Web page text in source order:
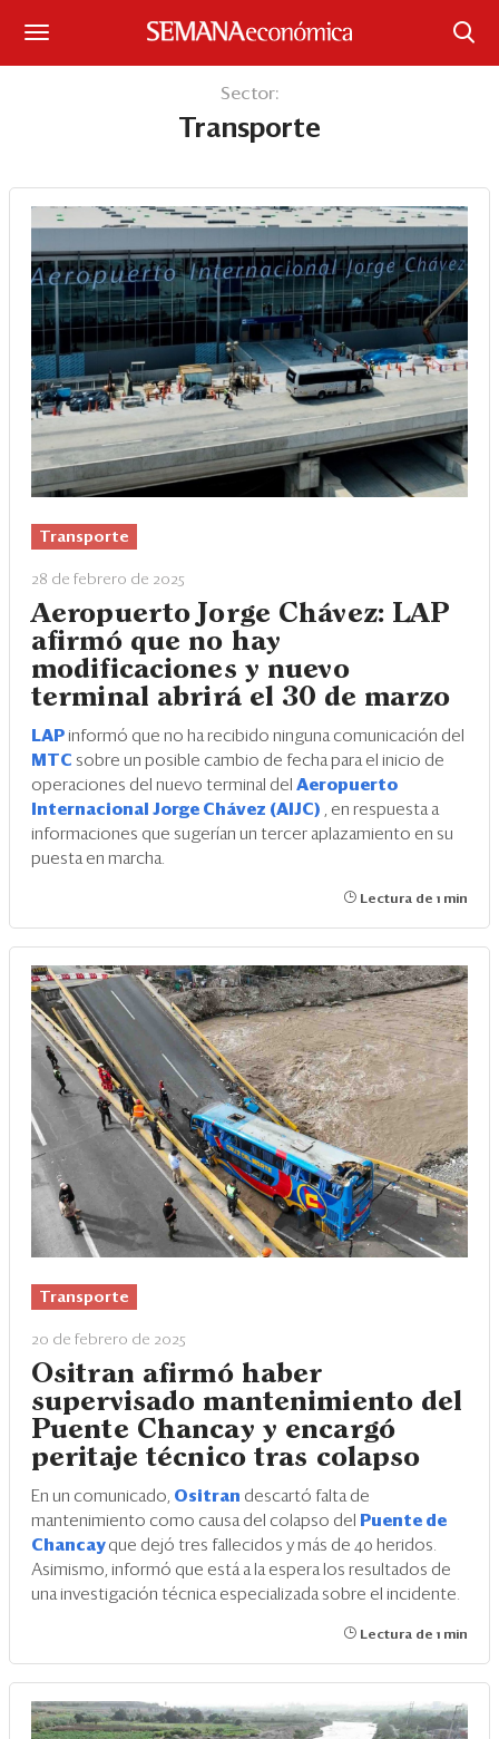
Portada
Sectores y Empresas
Management
Economía y Finanzas
Legal y Política
Eventos
Blogs
Ranking CEO
Edición Impresa
Sector:
Transporte
Transporte
28 de febrero de 2025
Aeropuerto Jorge Chávez: LAP
afirmó que no hay
modificaciones y nuevo
terminal abrirá el 30 de marzo
LAP informó que no ha recibido ninguna comunicación del
MTC sobre un posible cambio de fecha para el inicio de
operaciones del nuevo terminal del Aeropuerto
Internacional Jorge Chávez (AIJC) , en respuesta a
informaciones que sugerían un tercer aplazamiento en su
puesta en marcha.
Lectura de 1 min
Transporte
20 de febrero de 2025
Ositran afirmó haber
supervisado mantenimiento del
Puente Chancay y encargó
peritaje técnico tras colapso
En un comunicado, Ositran descartó falta de
mantenimiento como causa del colapso del
Puente de
Chancay que dejó tres fallecidos y más de 40 heridos.
Asimismo, informó que está a la espera los resultados de
una investigación técnica especializada sobre el incidente.
Lectura de 1 min